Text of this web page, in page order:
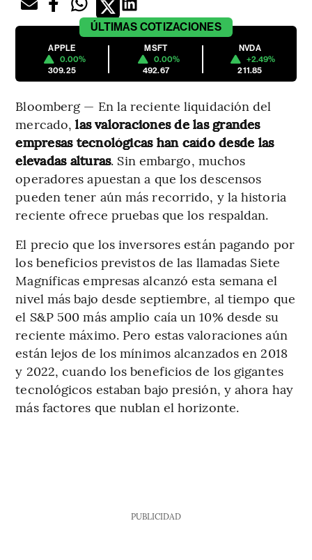
ÚLTIMAS COTIZACIONES
APPLE
0.00%
309.25
MSFT
0.00%
492.67
NVDA
+2.49%
211.85
Bloomberg — En la reciente liquidación del
mercado,las valoraciones de las grandes
empresas tecnológicas han caído desde las
elevadas alturas. Sin embargo, muchos
operadores apuestan a que los descensos
pueden tener aún más recorrido, y la historia
reciente ofrece pruebas que los respaldan.
El precio que los inversores están pagando por
los beneficios previstos de las llamadas Siete
Magníficas empresas alcanzó esta semana el
nivel más bajo desde septiembre, al tiempo que
el S&P 500 más amplio caía un 10% desde su
reciente máximo. Pero estas valoraciones aún
están lejos de los mínimos alcanzados en 2018
y 2022, cuando los beneficios de los gigantes
tecnológicos estaban bajo presión, y ahora hay
más factores que nublan el horizonte.
PUBLICIDAD